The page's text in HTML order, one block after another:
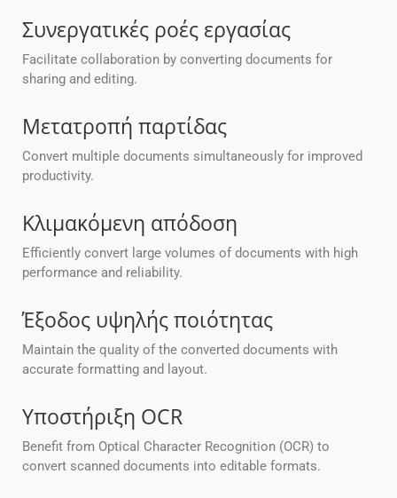
Συνεργατικές ροές εργασίας
Facilitate collaboration by converting documents for
sharing and editing.
Μετατροπή παρτίδας
Convert multiple documents simultaneously for improved
productivity.
Κλιμακόμενη απόδοση
Efficiently convert large volumes of documents with high
performance and reliability.
Έξοδος υψηλής ποιότητας
Maintain the quality of the converted documents with
accurate formatting and layout.
Υποστήριξη OCR
Benefit from Optical Character Recognition (OCR) to
convert scanned documents into editable formats.